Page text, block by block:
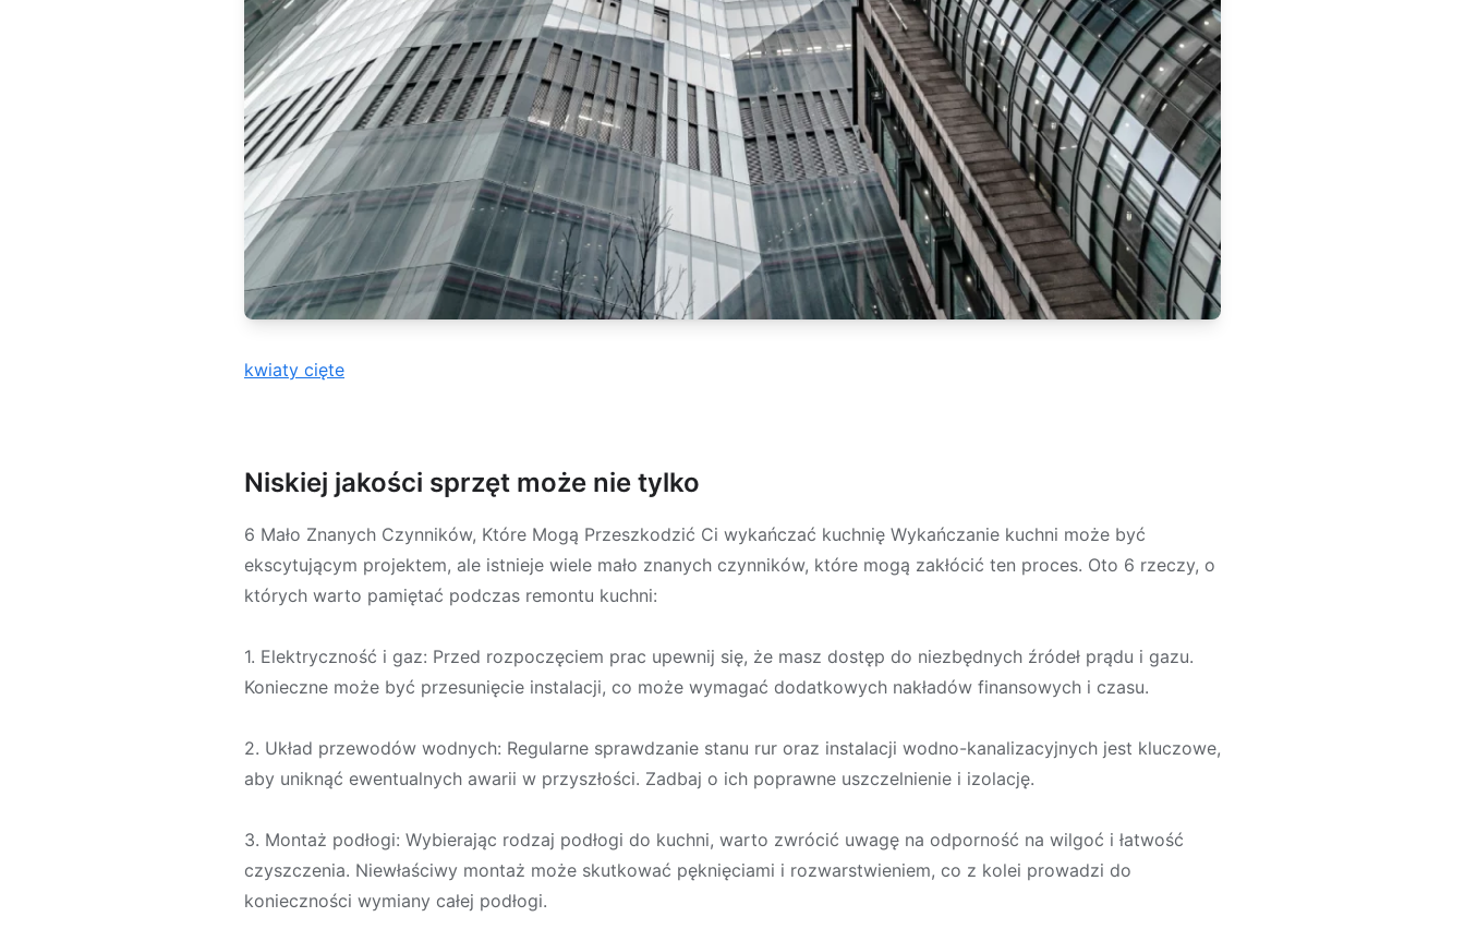
kwiaty cięte
Niskiej jakości sprzęt może nie tylko
6 Mało Znanych Czynników, Które Mogą Przeszkodzić Ci wykańczać kuchnię Wykańczanie kuchni może być
ekscytującym projektem, ale istnieje wiele mało znanych czynników, które mogą zakłócić ten proces. Oto 6 rzeczy, o
których warto pamiętać podczas remontu kuchni:
1. Elektryczność i gaz: Przed rozpoczęciem prac upewnij się, że masz dostęp do niezbędnych źródeł prądu i gazu.
Konieczne może być przesunięcie instalacji, co może wymagać dodatkowych nakładów finansowych i czasu.
2. Układ przewodów wodnych: Regularne sprawdzanie stanu rur oraz instalacji wodno-kanalizacyjnych jest kluczowe,
aby uniknąć ewentualnych awarii w przyszłości. Zadbaj o ich poprawne uszczelnienie i izolację.
3. Montaż podłogi: Wybierając rodzaj podłogi do kuchni, warto zwrócić uwagę na odporność na wilgoć i łatwość
czyszczenia. Niewłaściwy montaż może skutkować pęknięciami i rozwarstwieniem, co z kolei prowadzi do
konieczności wymiany całej podłogi.